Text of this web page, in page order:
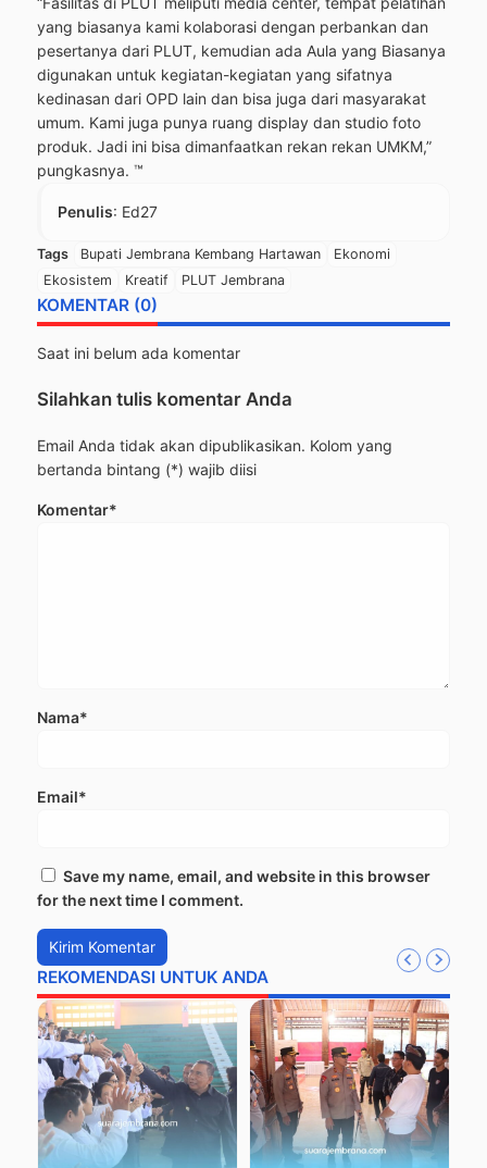
yang biasanya kami kolaborasi dengan perbankan dan
pesertanya dari PLUT, kemudian ada Aula yang Biasanya
digunakan untuk kegiatan-kegiatan yang sifatnya
kedinasan dari OPD lain dan bisa juga dari masyarakat
umum. Kami juga punya ruang display dan studio foto
produk. Jadi ini bisa dimanfaatkan rekan rekan UMKM,”
pungkasnya. ™
Penulis: Ed27
Tags Bupati Jembrana Kembang Hartawan
Ekonomi
Ekosistem
Kreatif PLUT Jembrana
KOMENTAR (0)
Saat ini belum ada komentar
Silahkan tulis komentar Anda
Email Anda tidak akan dipublikasikan. Kolom yang
bertanda bintang (*) wajib diisi
Komentar*
Nama*
Email*
Save my name, email, and website in this browser
for the next time I comment.
REKOMENDASI UNTUK ANDA